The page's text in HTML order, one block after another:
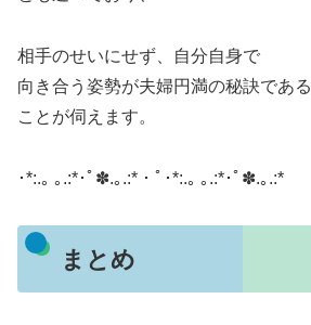
相手のせいにせず、自分自身で
向き合う姿勢が夫婦円満の秘訣である
ことが伺えます。
･*:.｡ ｡.:*･ﾟ✽.｡.:*・ﾟ･*:.｡ ｡.:*･ﾟ✽.｡.:*
まとめ